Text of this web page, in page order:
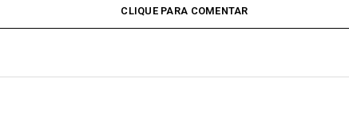
CLIQUE PARA COMENTAR